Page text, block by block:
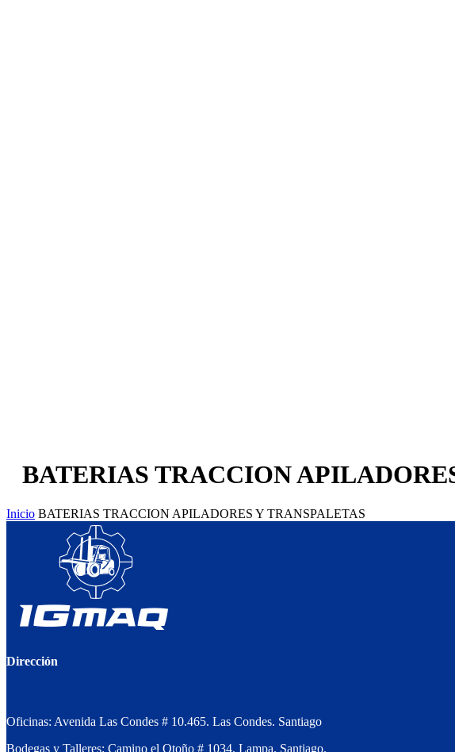
BATERIAS TRACCION
Inicio BATERIAS TRACCION APILADORES Y TRANSPALETAS
Dirección
Oficinas: Avenida Las Condes # 10.465. Las Condes. Santiago
Bodegas y Talleres: Camino el Otoño # 1034. Lampa. Santiago.